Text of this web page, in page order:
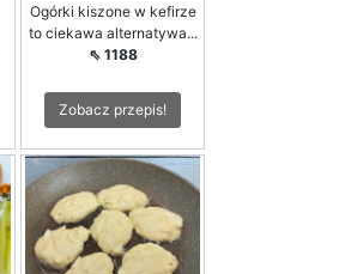
Ogórki kiszone w kefirze
to ciekawa alternatywa...
⇖ 1188
Zobacz przepis!